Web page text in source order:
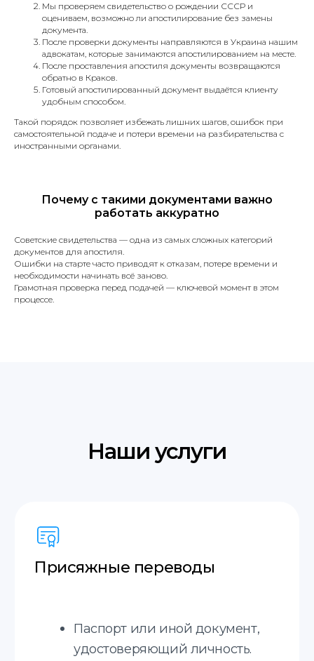
Мы проверяем свидетельство о рождении СССР и
оцениваем, возможно ли апостилирование без замены
документа.
После проверки документы направляются в Украина нашим
адвокатам, которые занимаются апостилированием на месте.
После проставления апостиля документы возвращаются
обратно в Краков.
Готовый апостилированный документ выдаётся клиенту
удобным способом.
Такой порядок позволяет избежать лишних шагов, ошибок при
самостоятельной подаче и потери времени на разбирательства с
иностранными органами.
Почему с такими документами важно
работать аккуратно
Советские свидетельства — одна из самых сложных категорий
документов для апостиля.
Ошибки на старте часто приводят к отказам, потере времени и
необходимости начинать всё заново.
Грамотная проверка перед подачей — ключевой момент в этом
процессе.
Синхронный перевод,
последовательный перевод, деловых
встреч и других мероприятий.
Устные переводы
мы работаем
Английский
Польский
Узнайте стоимость
получения апостиля